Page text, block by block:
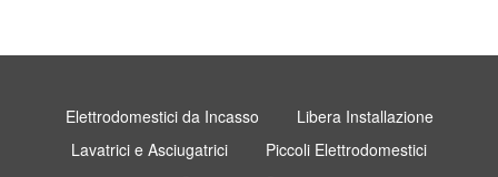
Elettrodomestici da Incasso
Libera Installazione
Lavatrici e Asciugatrici
Piccoli Elettrodomestici